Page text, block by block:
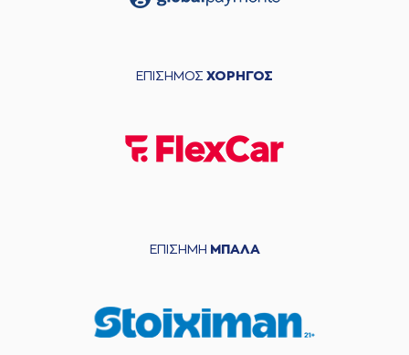
ΕΠΙΣΗΜΟΣ ΧΟΡΗΓΟΣ
ΕΠΙΣΗΜΗ ΜΠΑΛΑ